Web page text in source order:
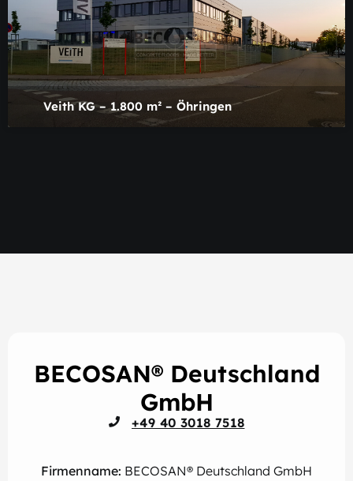
Veith KG – 1.800 m² – Öhringen
BECOSAN® Deutschland
GmbH
+49 40 3018 7518
Firmenname: BECOSAN® Deutschland GmbH